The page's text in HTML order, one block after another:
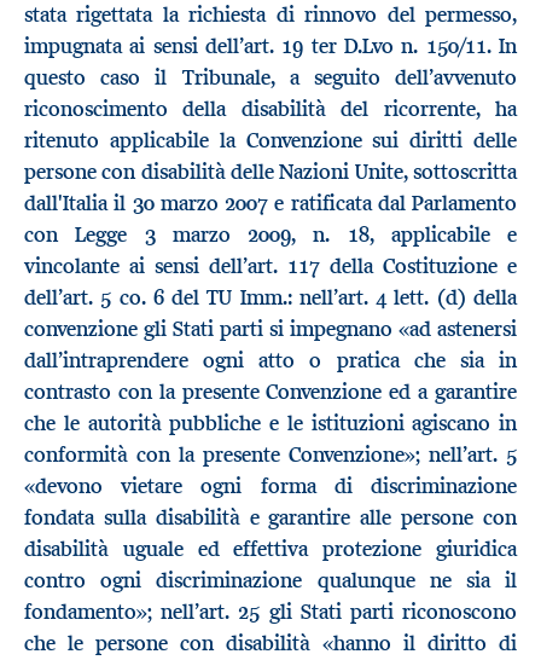
stata rigettata la richiesta di rinnovo del permesso,
impugnata ai sensi dell’art. 19 ter D.Lvo n. 150/11. In
questo caso il Tribunale, a seguito dell’avvenuto
riconoscimento della disabilità del ricorrente, ha
ritenuto applicabile la Convenzione sui diritti delle
persone con disabilità delle Nazioni Unite, sottoscritta
dall'Italia il 30 marzo 2007 e ratificata dal Parlamento
con Legge 3 marzo 2009, n. 18, applicabile e
vincolante ai sensi dell’art. 117 della Costituzione e
dell’art. 5 co. 6 del TU Imm.: nell’art. 4 lett. (d) della
convenzione gli Stati parti si impegnano «ad astenersi
dall’intraprendere ogni atto o pratica che sia in
contrasto con la presente Convenzione ed a garantire
che le autorità pubbliche e le istituzioni agiscano in
conformità con la presente Convenzione»; nell’art. 5
«devono vietare ogni forma di discriminazione
fondata sulla disabilità e garantire alle persone con
disabilità uguale ed effettiva protezione giuridica
contro ogni discriminazione qualunque ne sia il
fondamento»; nell’art. 25 gli Stati parti riconoscono
che le persone con disabilità «hanno il diritto di